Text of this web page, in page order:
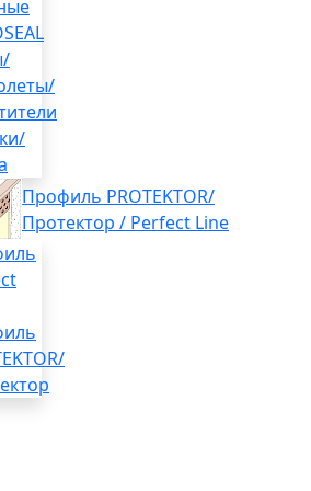
Профиль PROTEKTOR/
Протектор / Perfect Line